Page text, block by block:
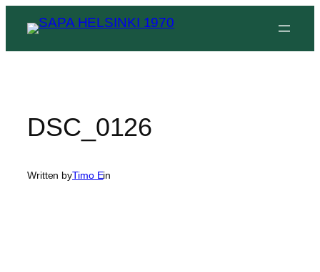
sisältöön
DSC_0126
Written byTimo Ein